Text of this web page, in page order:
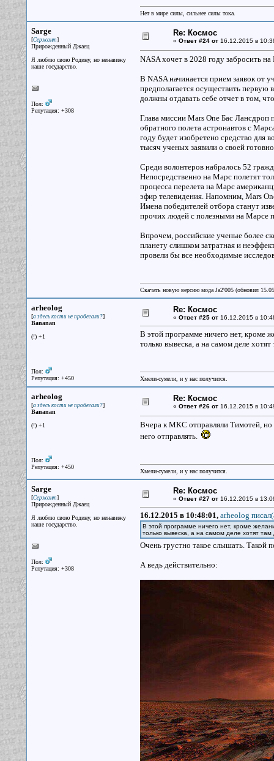
Нет в мире силы, сильнее силы тока.
Sarge
[Сержант]
Прирожденный Джаец
Я люблю свою Родину, но ненавижу
наше государство.
Пол:
Репутация: +308
Re: Космос
« Ответ #24 от16.12.2015 в
NASA хочет в 2028 году забросить
В NASA начинается прием заявок от
предполагается осуществить
должны отдавать себе отчет в том,
Глава миссии Mars Onе Бас Лансдроп
обратного полета астронавтов с
году будет изобретено средство для
тысяч ученых заявили о своей
Среди волонтеров набралось 52
Непосредственно на Марс полетят
процесса перелета на Марс
эфир телевидения. Напомним, Mars
Имена победителей отбора станут
прочих людей с полезными на Марсе
Впрочем, российские ученые более
планету слишком затратная и
провели бы все необходимые
Скачать новую версию мода Ja2'005 (обновил
arheolog
[а здесь кости не пробегали?]
Bananan
(!) +1
Пол:
Репутация: +450
Re: Космос
« Ответ #25 от16.12.2015 в
В этой программе ничего нет, кроме
только вывеска, а на самом деле
Хмели-сумели, и у нас получится.
arheolog
[а здесь кости не пробегали?]
Bananan
(!) +1
Пол:
Репутация: +450
Re: Космос
« Ответ #26 от16.12.2015 в
Вчера к МКС отправляли Тимотей, но
него отправлять.
Хмели-сумели, и у нас получится.
Sarge
[Сержант]
Прирожденный Джаец
Я люблю свою Родину, но ненавижу
наше государство.
Пол:
Репутация: +308
Re: Космос
« Ответ #27 от16.12.2015 в
16.12.2015 в 10:48:01, arheolog
В этой программе ничего нет, кроме
только вывеска, а на самом деле хотят
Очень грустно такое слышать. Такой
А ведь действительно: